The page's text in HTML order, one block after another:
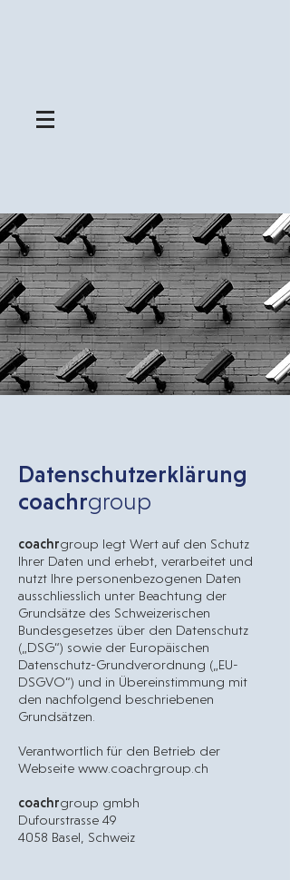
Datenschutzerklärung
coachrgroup
coachrgroup legt Wert auf den Schutz
Ihrer Daten und erhebt, verarbeitet und
nutzt Ihre personenbezogenen Daten
ausschliesslich unter Beachtung der
Grundsätze des Schweizerischen
Bundesgesetzes über den Datenschutz
(„DSG“) sowie der Europäischen
Datenschutz-Grundverordnung („EU-
DSGVO“) und in Übereinstimmung mit
den nachfolgend beschriebenen
Grundsätzen.
Verantwortlich für den Betrieb der
Webseite www.coachrgroup.ch
coachrgroup gmbh
Dufourstrasse 49
4058 Basel, Schweiz